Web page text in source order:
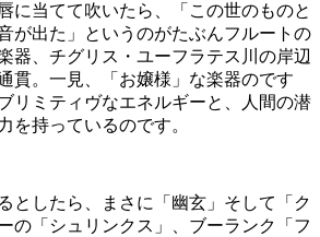
に当てて吹いたら、「この世のものと
が出た」というのがたぶんフルートの
器、チグリス・ユーフラテス川の岸辺
貫。一見、「お嬢様」な楽器のです
リミティヴなエネルギーと、人間の潜
を持っているのです。
としたら、まさに「幽玄」そして「ク
の「シュリンクス」、ブーランク「フ